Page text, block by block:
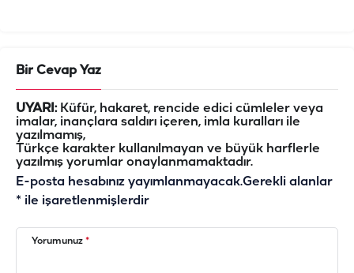
Bir Cevap Yaz
UYARI:Küfür, hakaret, rencide edici cümleler veya
imalar, inançlara saldırı içeren, imla kuralları ile
yazılmamış,
Türkçe karakter kullanılmayan ve büyük harflerle
yazılmış yorumlar onaylanmamaktadır.
E-posta hesabınız yayımlanmayacak.Gerekli alanlar
* ile işaretlenmişlerdir
Yorumunuz *